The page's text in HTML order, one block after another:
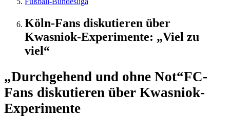
Köln-Fans diskutieren über
Kwasniok-Experimente: „Viel zu
viel“
„Durchgehend und ohne Not“FC-
Fans diskutieren über Kwasniok-
Experimente